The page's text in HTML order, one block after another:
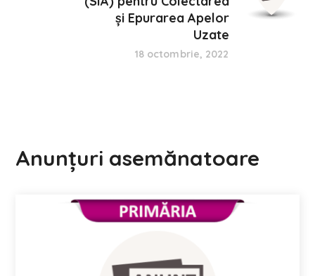
și Epurarea Apelor
Uzate
18 octombrie, 2022
Anunțuri asemănatoare